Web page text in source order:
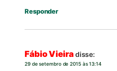
Responder
Fábio Vieiradisse:
29 de setembro de 2015 às 13:14